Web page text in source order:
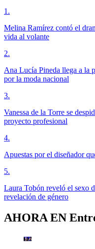
1 .
Melina Ramírez contó el
vida al volante
2.
Ana Lucía Pineda llega a la
por la moda nacional
3.
Vanessa de la Torre se
proyecto profesional
4.
Apuestas por el diseñador
5.
Laura Tobón reveló el sexo
revelación de género
AHORA EN